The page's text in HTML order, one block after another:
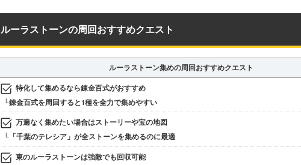
ルーラストーンの周回おすすめクエスト
ルーラストーン集めの周回おすすめクエスト
特化して集めるなら錬金百式がおすすめ
└錬金百式を周回すると1種を全力で集めやすい
万遍なく集めたい場合はストーリーや宝の地図
└「千葉のテレシア」が全ストーンを集めるのに最適
東のルーラストーンは強敵でも回収可能